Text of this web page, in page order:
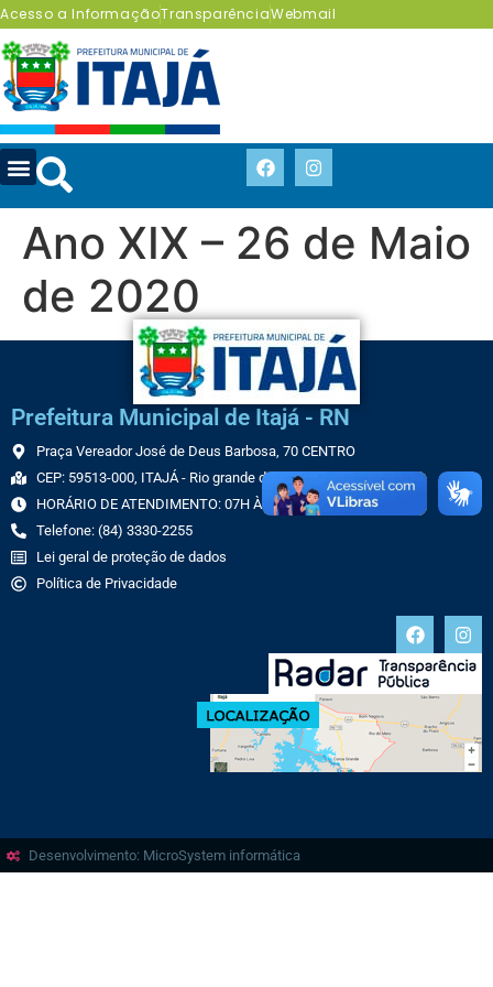
Acesso a InformaçãoTransparênciaWebmail
Ano XIX – 26 de Maio
de 2020
Prefeitura Municipal de Itajá - RN
Praça Vereador José de Deus Barbosa, 70 CENTRO
CEP: 59513-000, ITAJÁ - Rio grande do Norte
HORÁRIO DE ATENDIMENTO: 07H ÀS 13H
Telefone: (84) 3330-2255
Lei geral de proteção de dados
Política de Privacidade
Desenvolvimento: MicroSystem informática